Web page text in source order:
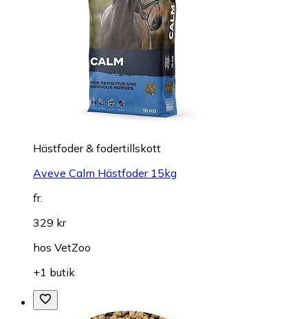
Hästfoder & fodertillskott
Aveve Calm Hästfoder 15kg
fr.
329 kr
hos VetZoo
+1 butik